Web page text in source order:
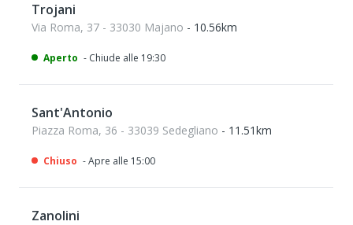
Trojani
Via Roma, 37 - 33030 Majano - 10.56km
Aperto - Chiude alle 19:30
Sant'Antonio
Piazza Roma, 36 - 33039 Sedegliano - 11.51km
Chiuso - Apre alle 15:00
Zanolini